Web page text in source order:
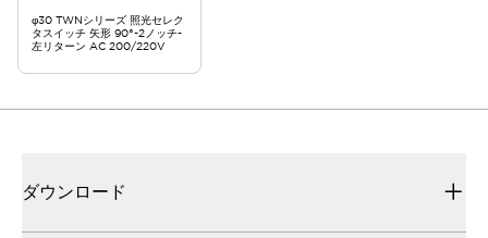
φ30 TWNシリーズ 照光セレク
タスイッチ 矢形 90°-2ノッチ-
左リターン AC 200/220V
ダウンロード